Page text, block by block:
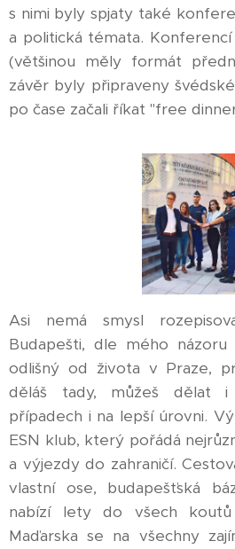
s nimi byly spjaty také
a politická témata.
(většinou měly formát
závěr byly připraveny
po čase začali říkat "free
Asi nemá smysl
Budapešti, dle mého
odlišný od života v Praze,
děláš tady, můžeš dělat
případech i na lepší úrovni.
ESN klub, který pořádá
a výjezdy do zahraničí.
vlastní ose, budapešťská
nabízí lety do všech
Maďarska se na všechny